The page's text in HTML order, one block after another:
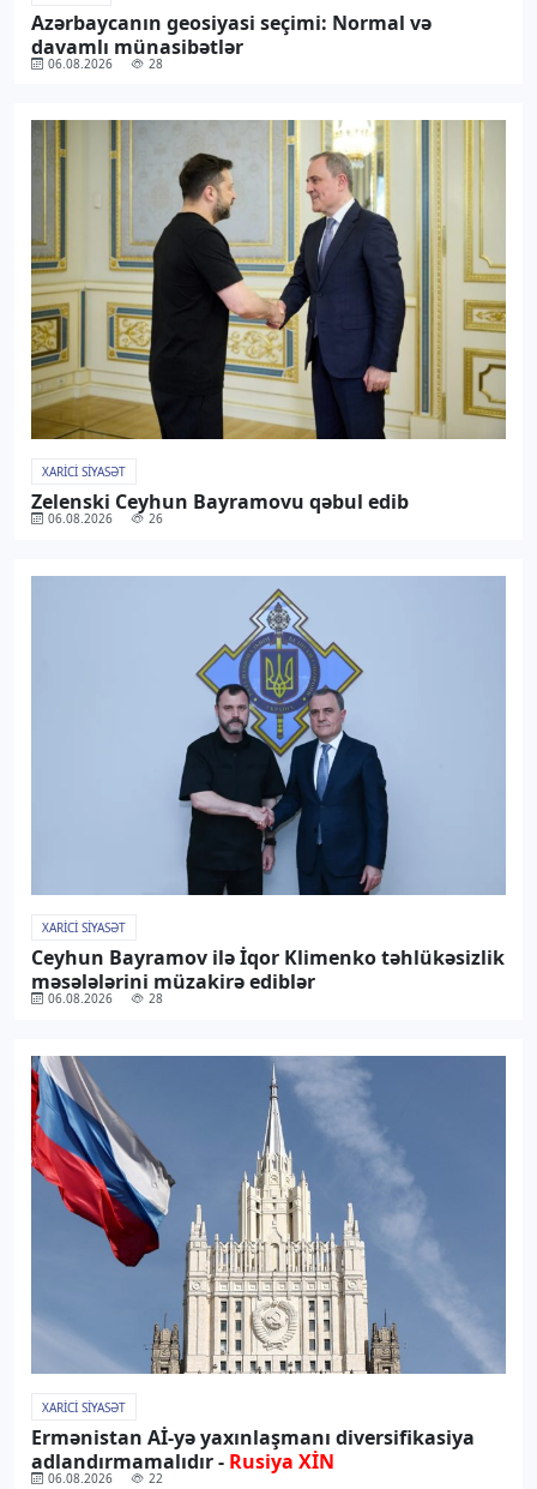
Azərbaycanın geosiyasi seçimi: Normal və
davamlı münasibətlər
06.08.2026 28
XARICI SIYASƏT
Zelenski Ceyhun Bayramovu qəbul edib
06.08.2026 26
XARICI SIYASƏT
Ceyhun Bayramov ilə İqor Klimenko təhlükəsizlik
məsələlərini müzakirə ediblər
06.08.2026 28
XARICI SIYASƏT
Ermənistan Aİ-yə yaxınlaşmanı diversifikasiya
adlandırmamalıdır - Rusiya XİN
06.08.2026 22